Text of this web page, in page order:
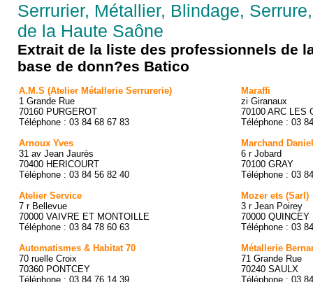
Serrurier, Métallier, Blindage,
de la Haute Saône
Extrait de la liste des professionnels de
base de donn?es Batico
A.M.S (Atelier Métallerie Serrurerie)
1 Grande Rue
70160 PURGEROT
Téléphone : 03 84 68 67 83
Arnoux Yves
31 av Jean Jaurès
70400 HERICOURT
Téléphone : 03 84 56 82 40
Atelier Service
7 r Bellevue
70000 VAIVRE ET MONTOILLE
Téléphone : 03 84 78 60 63
Automatismes & Habitat 70
70 ruelle Croix
70360 PONTCEY
Téléphone : 03 84 76 14 39
Maraffi
zi Giranaux
70100 ARC LES
Téléphone : 03
Marchand Daniel
6 r Jobard
70100 GRAY
Téléphone : 03
Mozer ets (Sarl)
3 r Jean Poirey
70000 QUINCEY
Téléphone : 03
Métallerie
71 Grande Rue
70240 SAULX
Téléphone : 03